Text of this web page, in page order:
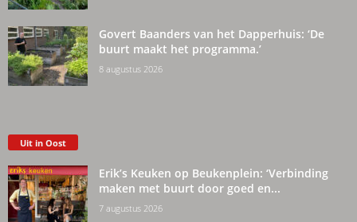
Govert Baanders van het Dapperhuis: ‘De
buurt maakt het programma.’
8 augustus 2026
Uit in Oost
Erik’s Keuken op Beukenplein: ‘Verbinding
maken met buurt door goed en...
7 augustus 2026